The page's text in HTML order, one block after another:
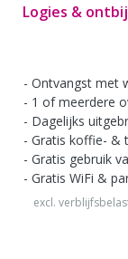
Logies &
Ontvangst met
1 of meerdere
Dagelijks
Gratis koffie- &
Gratis gebruik
Gratis WiFi &
excl.